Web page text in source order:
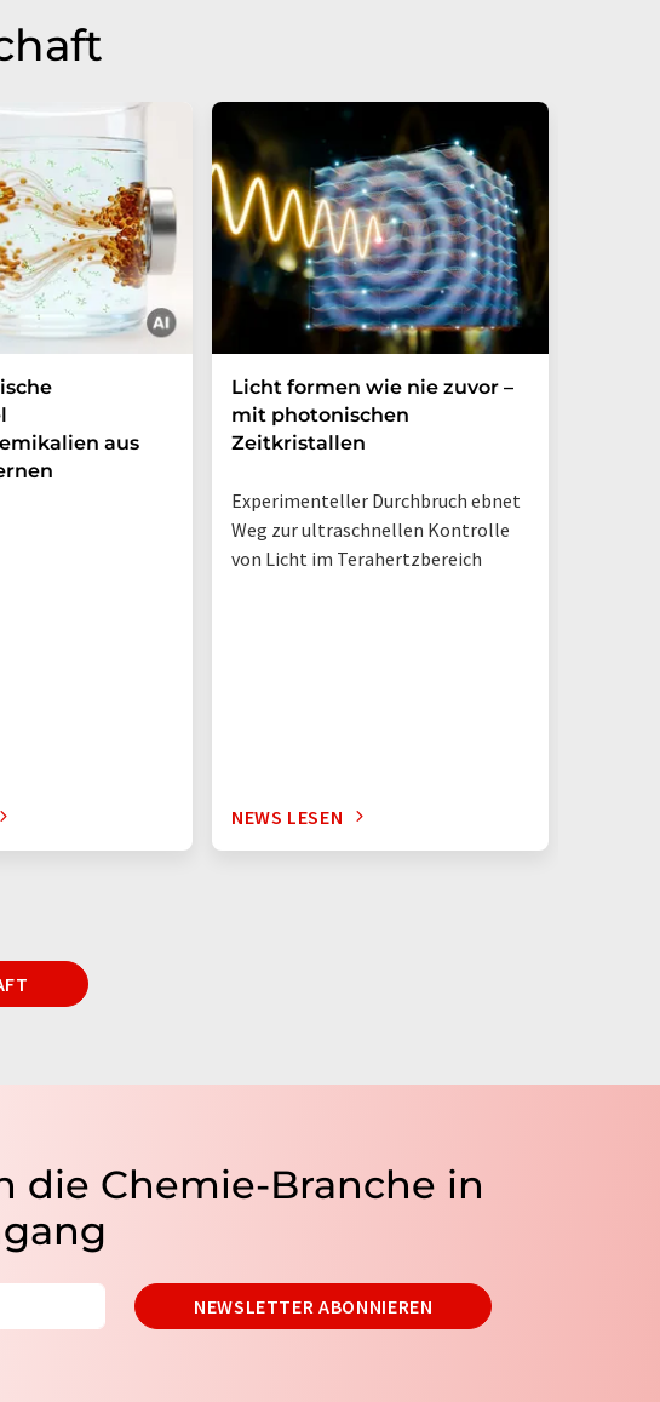
aus
Licht formen wie nie zuvor –
mit photonischen
Zeitkristallen
Experimenteller Durchbruch ebnet
Weg zur ultraschnellen Kontrolle
von Licht im Terahertzbereich
NEWS LESEN
die Chemie-Branche in
NEWSLETTER ABONNIEREN